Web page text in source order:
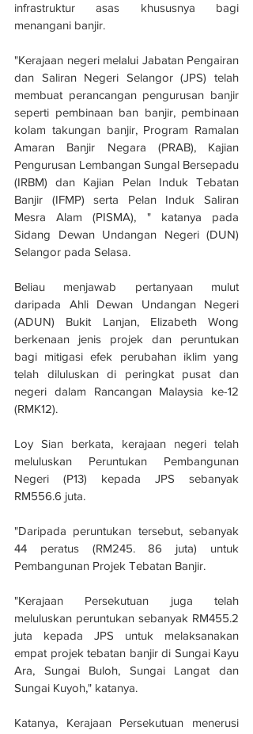
infrastruktur asas khususnya bagi
menangani banjir.
"Kerajaan negeri melalui Jabatan Pengairan
dan Saliran Negeri Selangor (JPS) telah
membuat perancangan pengurusan banjir
seperti pembinaan ban banjir, pembinaan
kolam takungan banjir, Program Ramalan
Amaran Banjir Negara (PRAB), Kajian
Pengurusan Lembangan Sungal Bersepadu
(IRBM) dan Kajian Pelan Induk Tebatan
Banjir (IFMP) serta Pelan Induk Saliran
Mesra Alam (PISMA), " katanya pada
Sidang Dewan Undangan Negeri (DUN)
Selangor pada Selasa.
Beliau menjawab pertanyaan mulut
daripada Ahli Dewan Undangan Negeri
(ADUN) Bukit Lanjan, Elizabeth Wong
berkenaan jenis projek dan peruntukan
bagi mitigasi efek perubahan iklim yang
telah diluluskan di peringkat pusat dan
negeri dalam Rancangan Malaysia ke-12
(RMK12).
Loy Sian berkata, kerajaan negeri telah
meluluskan Peruntukan Pembangunan
Negeri (P13) kepada JPS sebanyak
RM556.6 juta.
"Daripada peruntukan tersebut, sebanyak
44 peratus (RM245. 86 juta) untuk
Pembangunan Projek Tebatan Banjir.
"Kerajaan Persekutuan juga telah
meluluskan peruntukan sebanyak RM455.2
juta kepada JPS untuk melaksanakan
empat projek tebatan banjir di Sungai Kayu
Ara, Sungai Buloh, Sungai Langat dan
Sungai Kuyoh," katanya.
Katanya, Kerajaan Persekutuan menerusi